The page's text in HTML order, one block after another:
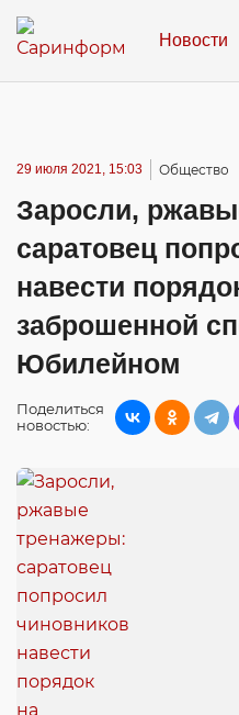
Новости
29 июля 2021, 15:03 Общество
Заросли,
саратовец
навести
заброшенной
Юбилейном
Поделиться
новостью: